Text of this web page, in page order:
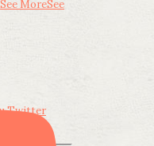
See MoreSee
Twitter